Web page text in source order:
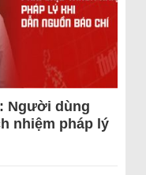
Người dùng
nhiệm pháp lý